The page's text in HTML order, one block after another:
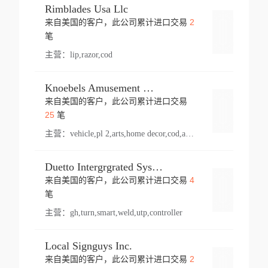
Rimblades Usa Llc
来自美国的客户，此公司累计进口交易 2
笔
主营： lip,razor,cod
Knoebels Amusement Resort
来自美国的客户，此公司累计进口交易
25笔
主营： vehicle,pl 2,arts,home decor,cod,amusement ride,sea
Duetto Intergrgrated Systems Inc.
来自美国的客户，此公司累计进口交易 4
笔
主营： gh,turn,smart,weld,utp,controller
Local Signguys Inc.
来自美国的客户，此公司累计进口交易 2